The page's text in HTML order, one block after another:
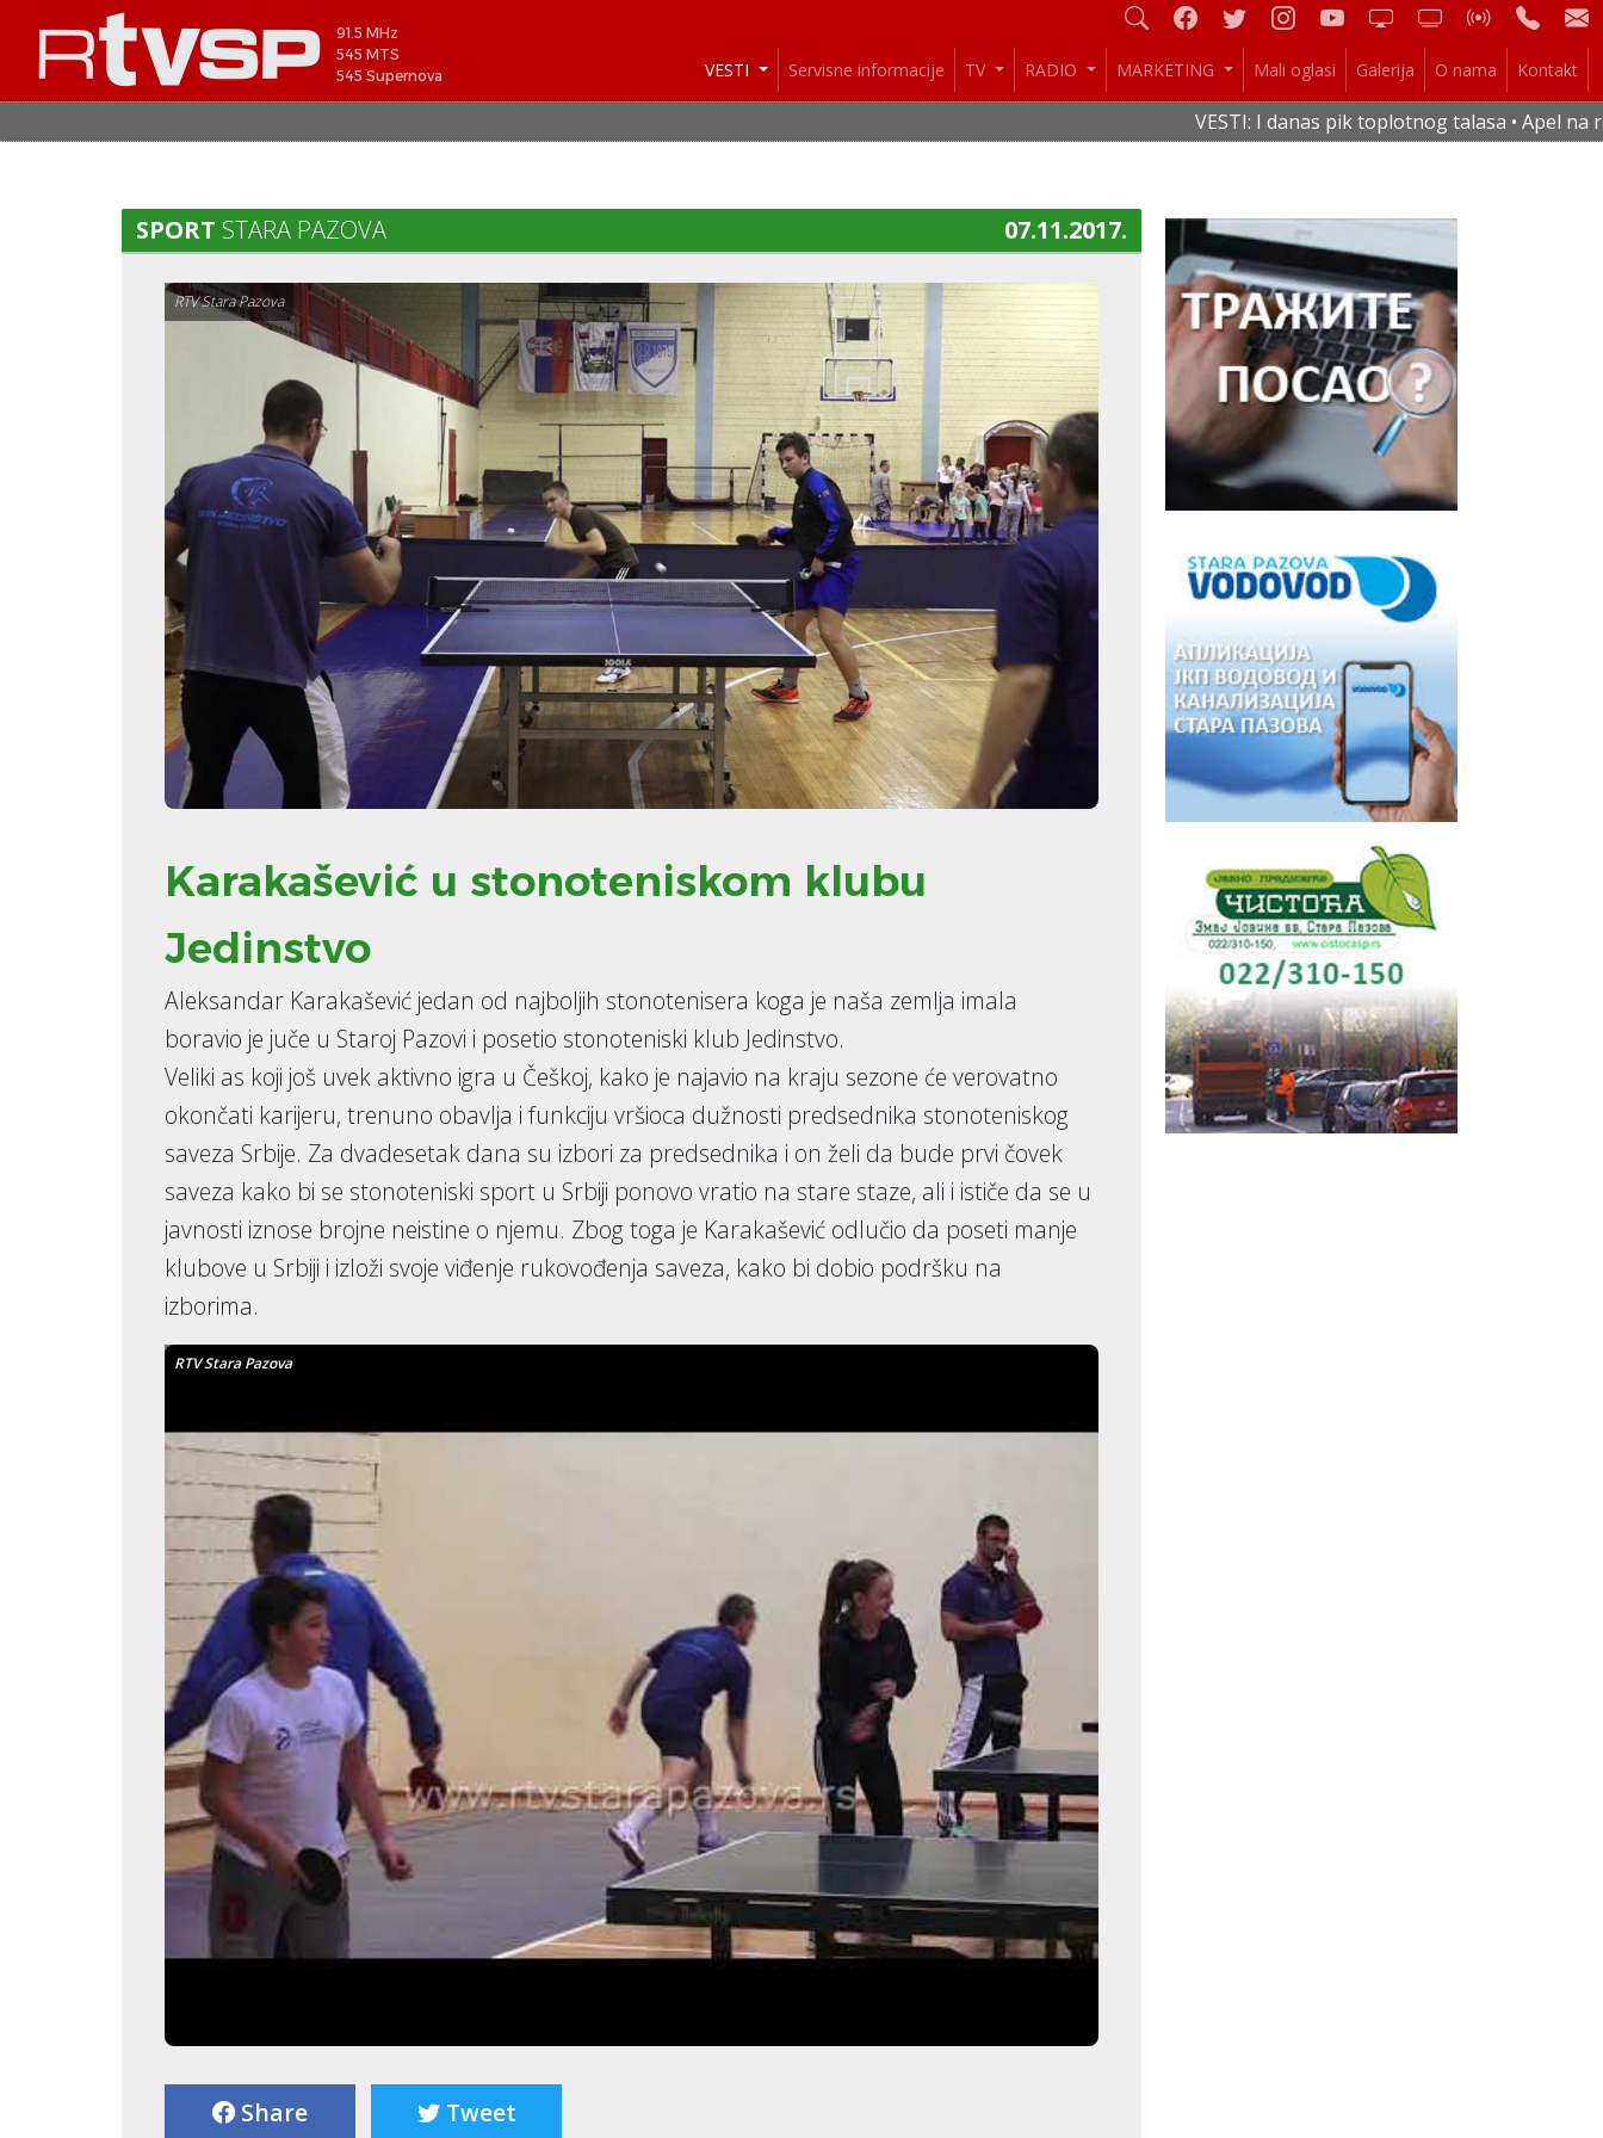
91.5 MHz
545 MTS
545 Supernova
VESTI Servisne informacije TV RADIO MARKETING Mali oglasi Galerija O nama Kontakt
VESTI: I danas pik toplotnog talasa • Apel na
SPORT STARA PAZOVA 07.11.2017.
RTV Stara Pazova
Karakašević u stonoteniskom klubu
Jedinstvo
Aleksandar Karakašević jedan od najboljih stonotenisera koga je naša zemlja imala
boravio je juče u Staroj Pazovi i posetio stonoteniski klub Jedinstvo.
Veliki as koji još uvek aktivno igra u Češkoj, kako je najavio na kraju sezone će verovatno
okončati karijeru, trenuno obavlja i funkciju vršioca dužnosti predsednika stonoteniskog
saveza Srbije. Za dvadesetak dana su izbori za predsednika i on želi da bude prvi čovek
saveza kako bi se stonoteniski sport u Srbiji ponovo vratio na stare staze, ali i ističe da se u
javnosti iznose brojne neistine o njemu. Zbog toga je Karakašević odlučio da poseti manje
klubove u Srbiji i izloži svoje viđenje rukovođenja saveza, kako bi dobio podršku na
izborima.
RTV Stara Pazova
Share Tweet